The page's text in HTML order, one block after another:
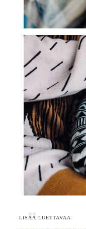
LISÄÄ LUETTAVAA